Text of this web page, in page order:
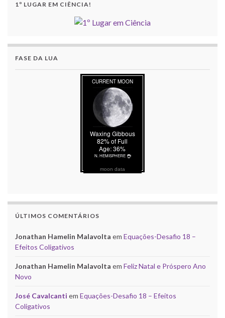
1º LUGAR EM CIÊNCIA!
FASE DA LUA
moon data
ÚLTIMOS COMENTÁRIOS
Jonathan Hamelin Malavolta em Equações-Desafio 18 –
Efeitos Coligativos
Jonathan Hamelin Malavolta em Feliz Natal e Próspero Ano
Novo
José Cavalcanti em Equações-Desafio 18 – Efeitos
Coligativos